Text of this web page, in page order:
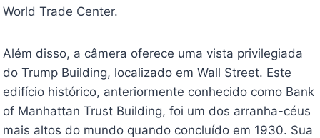
World Trade Center.
Além disso, a câmera oferece uma vista privilegiada
do Trump Building, localizado em Wall Street. Este
edifício histórico, anteriormente conhecido como Bank
of Manhattan Trust Building, foi um dos arranha-céus
mais altos do mundo quando concluído em 1930. Sua